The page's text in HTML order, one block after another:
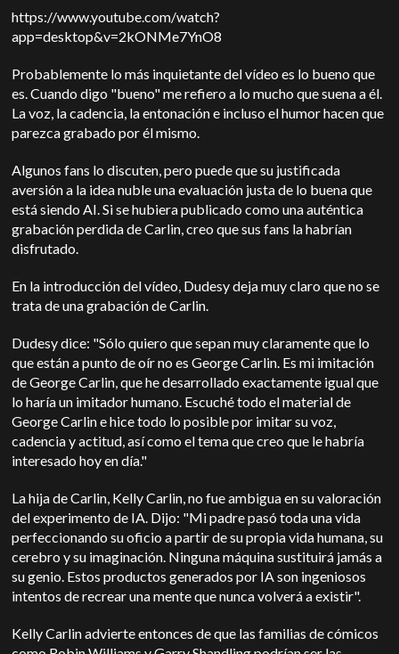
https://www.youtube.com/watch?
app=desktop&v=2kONMe7YnO8
Probablemente lo más inquietante del vídeo es lo bueno que
es. Cuando digo "bueno" me refiero a lo mucho que suena a él.
La voz, la cadencia, la entonación e incluso el humor hacen que
parezca grabado por él mismo.
Algunos fans lo discuten, pero puede que su justificada
aversión a la idea nuble una evaluación justa de lo buena que
está siendo AI. Si se hubiera publicado como una auténtica
grabación perdida de Carlin, creo que sus fans la habrían
disfrutado.
En la introducción del vídeo, Dudesy deja muy claro que no se
trata de una grabación de Carlin.
Dudesy dice: "Sólo quiero que sepan muy claramente que lo
que están a punto de oír no es George Carlin. Es mi imitación
de George Carlin, que he desarrollado exactamente igual que
lo haría un imitador humano. Escuché todo el material de
George Carlin e hice todo lo posible por imitar su voz,
cadencia y actitud, así como el tema que creo que le habría
interesado hoy en día."
La hija de Carlin, Kelly Carlin, no fue ambigua en su valoración
del experimento de IA. Dijo: "Mi padre pasó toda una vida
perfeccionando su oficio a partir de su propia vida humana, su
cerebro y su imaginación. Ninguna máquina sustituirá jamás a
su genio. Estos productos generados por IA son ingeniosos
intentos de recrear una mente que nunca volverá a existir".
Kelly Carlin advierte entonces de que las familias de cómicos